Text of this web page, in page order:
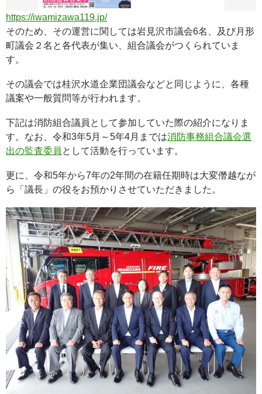
https://iwamizawa119.jp/
そのため、その運営に関しては岩見沢市議会6名、及び月形
町議会２名と各代表が集い、組合議会がつくられていま
す。
その議会では桂沢水道企業団議会などと同じように、各種
議案や一般質問等が行われます。
下記は消防組合議員として参加していた際の紹介になりま
す。なお、令和3年5月～5年4月までは消防事務組合議会選
出の監査委員 として活動を行っています。
更に、令和5年から7年の2年間の在籍任期時は大変僭越なが
ら「議長」の役をお預かりさせていただきました。